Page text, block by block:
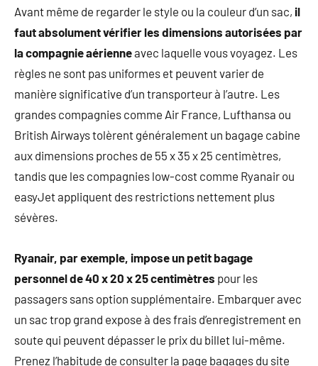
encore.
Avant même de regarder le style ou la couleur d’un sac, il
faut absolument vérifier les dimensions autorisées par
la compagnie aérienneavec laquelle vous voyagez. Les
règles ne sont pas uniformes et peuvent varier de
manière significative d’un transporteur à l’autre. Les
grandes compagnies comme Air France, Lufthansa ou
British Airways tolèrent généralement un bagage cabine
aux dimensions proches de 55 x 35 x 25 centimètres,
tandis que les compagnies low-cost comme Ryanair ou
easyJet appliquent des restrictions nettement plus
sévères.
Ryanair, par exemple, impose un petit bagage
personnel de 40 x 20 x 25 centimètres pour les
passagers sans option supplémentaire. Embarquer avec
un sac trop grand expose à des frais d’enregistrement en
soute qui peuvent dépasser le prix du billet lui-même.
Prenez l’habitude de consulter la page bagages du site